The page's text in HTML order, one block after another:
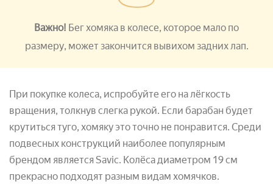
Важно! Бег хомяка в колесе, которое мало по
размеру, может закончится вывихом задних лап.
При покупке колеса, испробуйте его на лёгкость
вращения, толкнув слегка рукой. Если барабан будет
крутиться туго, хомяку это точно не понравится. Среди
подвесных конструкций наиболее популярным
брендом является Savic. Колёса диаметром 19 см
прекрасно подходят разным видам хомячков.